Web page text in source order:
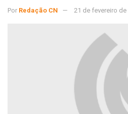
Por Redação CN 21 de fevereiro de